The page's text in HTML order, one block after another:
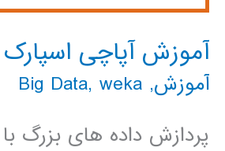
آموزش آپاچی اسپارک
آموزش,
Big Data, weka
پردازش داده های بزرگ